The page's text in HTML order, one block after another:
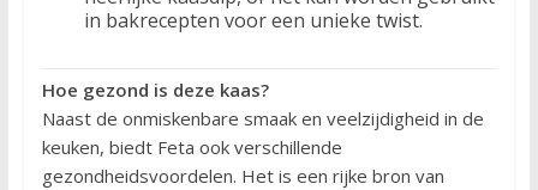
in bakrecepten voor een unieke twist.
Hoe gezond is deze kaas?
Naast de onmiskenbare smaak en veelzijdigheid in de
keuken, biedt Feta ook verschillende
gezondheidsvoordelen. Het is een rijke bron van